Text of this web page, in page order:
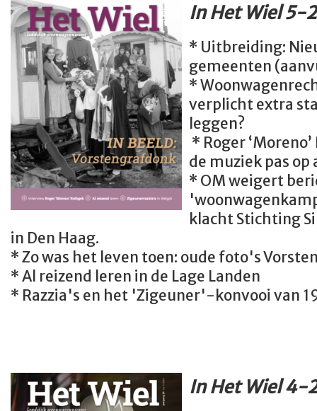
In Het Wiel 5-
* Uitbreiding:
gemeenten
*
verplicht extra
leggen?
* Roger
de muziek pas op
* OM weigert
klacht Stichting
in Den Haag.
* Zo was het leven toen: oude foto's
* Al reizend leren in de Lage Landen
* Razzia's en het 'Zigeuner'-konvooi van
In Het Wiel 4-